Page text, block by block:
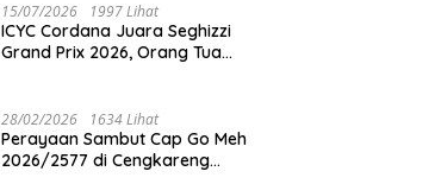
15/07/2026 1997 Lihat
ICYC Cordana Juara Seghizzi
Grand Prix 2026, Orang Tua
Indonesia
28/02/2026 1634 Lihat
Perayaan Sambut Cap Go Meh
2026/2577 di Cengkareng